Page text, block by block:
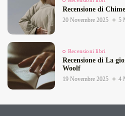
Recensione di
20 Novembre 2025 5
Recensioni libri
Recensione di La
Woolf
19 Novembre 2025 4